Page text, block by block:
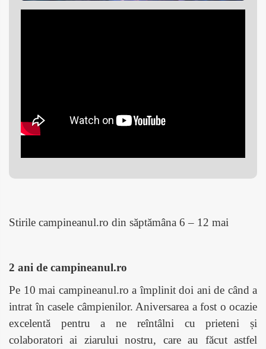
Stirile campineanul.ro din săptămâna 6 – 12 mai
2 ani de campineanul.ro
Pe 10 mai campineanul.ro a împlinit doi ani de când a
intrat în casele câmpienilor. Aniversarea a fost o ocazie
excelentă pentru a ne reîntâlni cu prieteni și
colaboratori ai ziarului nostru, care au făcut astfel